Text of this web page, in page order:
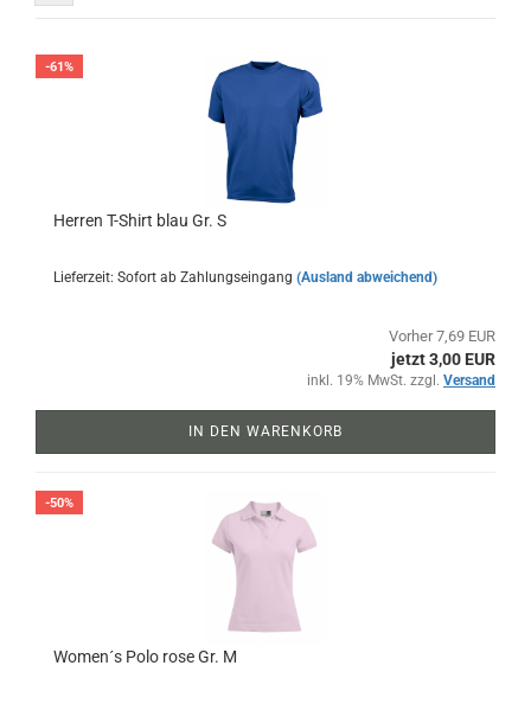
-61%
Herren T-Shirt blau Gr. S
Lieferzeit: Sofort ab Zahlungseingang (Ausland abweichend)
Vorher 7,69 EUR
jetzt 3,00 EUR
inkl. 19% MwSt. zzgl. Versand
IN DEN WARENKORB
-50%
Women´s Polo rose Gr. M